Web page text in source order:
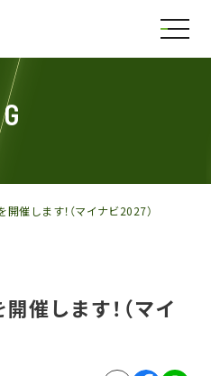
催します！（マイナビ2027）
催します！（マイ